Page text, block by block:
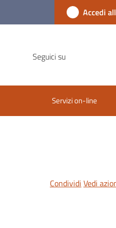
Accedi
Seguici su
Servizi on-line
Condividi Vedi